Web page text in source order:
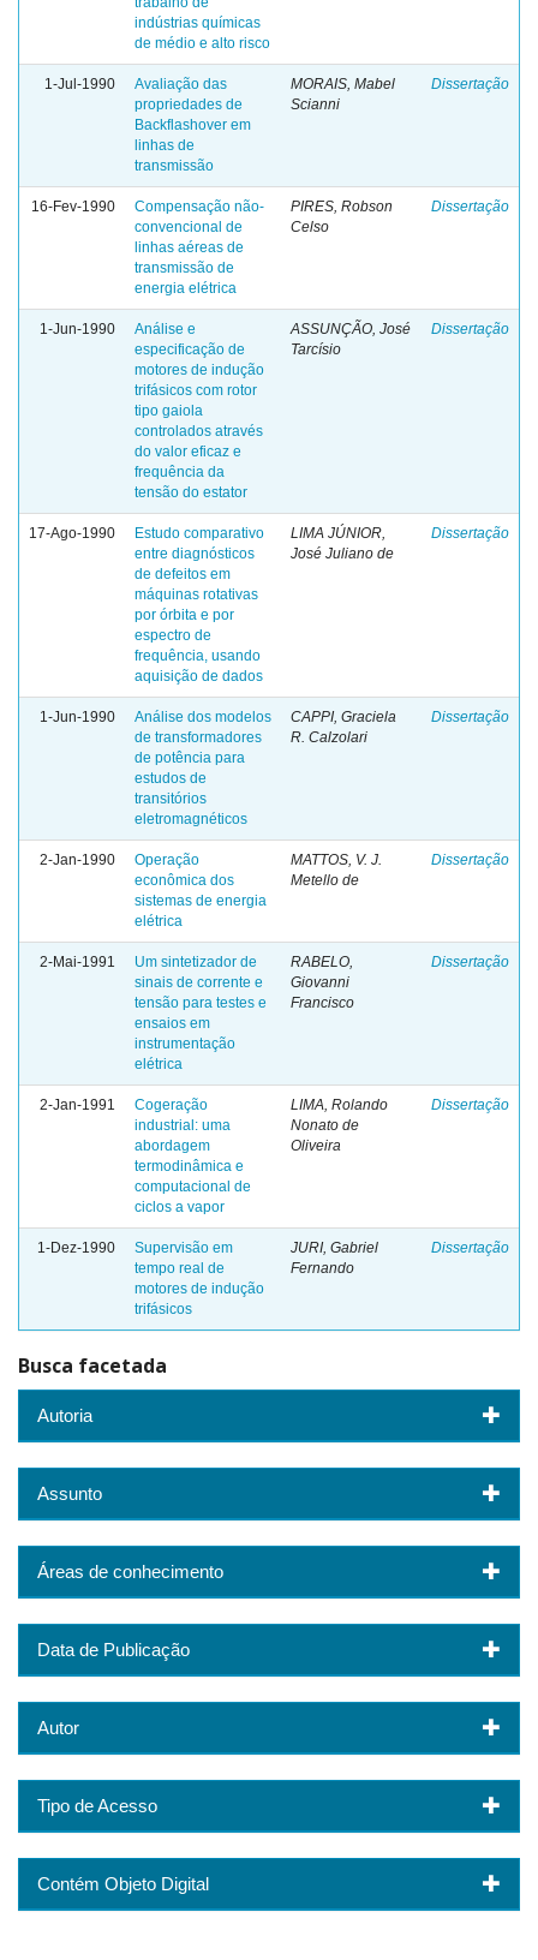
indústrias químicas
de médio e alto risco
1-Jul-1990
Avaliação das
propriedades de
Backflashover em
linhas de
transmissão
MORAIS, Mabel
Scianni
Dissertação
16-Fev-1990
Compensação não-
convencional de
linhas aéreas de
transmissão de
energia elétrica
PIRES, Robson
Celso
Dissertação
1-Jun-1990
Análise e
especificação de
motores de indução
trifásicos com rotor
tipo gaiola
controlados através
do valor eficaz e
frequência da
tensão do estator
ASSUNÇÃO, José
Tarcísio
Dissertação
17-Ago-1990
Estudo comparativo
entre diagnósticos
de defeitos em
máquinas rotativas
por órbita e por
espectro de
frequência, usando
aquisição de dados
LIMA JÚNIOR,
José Juliano de
Dissertação
1-Jun-1990
Análise dos modelos
de transformadores
de potência para
estudos de
transitórios
eletromagnéticos
CAPPI, Graciela
R. Calzolari
Dissertação
2-Jan-1990
Operação
econômica dos
sistemas de energia
elétrica
MATTOS, V. J.
Metello de
Dissertação
2-Mai-1991
Um sintetizador de
sinais de corrente e
tensão para testes e
ensaios em
instrumentação
elétrica
RABELO,
Giovanni
Francisco
Dissertação
2-Jan-1991
Cogeração
industrial: uma
abordagem
termodinâmica e
computacional de
ciclos a vapor
LIMA, Rolando
Nonato de
Oliveira
Dissertação
1-Dez-1990
Supervisão em
tempo real de
motores de indução
trifásicos
JURI, Gabriel
Fernando
Dissertação
Busca facetada
Autoria
Assunto
Áreas de conhecimento
Data de Publicação
Autor
Tipo de Acesso
Contém Objeto Digital